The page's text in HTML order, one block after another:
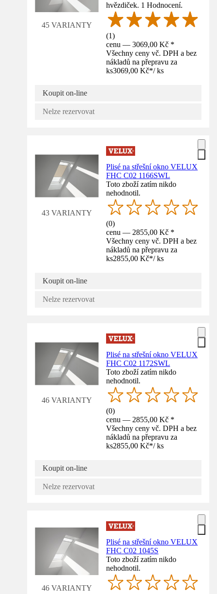
45 VARIANTY
hvězdiček. 1 Hodnocení.
(1)
cenu — 3069,00 Kč *
Všechny ceny vč. DPH a bez
nákladů na přepravu za
ks3069,00 Kč*/ ks
Koupit on-line
Nelze rezervovat
43 VARIANTY
Plisé na střešní okno VELUX
FHC C02 1166SWL
Toto zboží zatím nikdo
nehodnotil.
(0)
cenu — 2855,00 Kč *
Všechny ceny vč. DPH a bez
nákladů na přepravu za
ks2855,00 Kč*/ ks
Koupit on-line
Nelze rezervovat
46 VARIANTY
Plisé na střešní okno VELUX
FHC C02 1172SWL
Toto zboží zatím nikdo
nehodnotil.
(0)
cenu — 2855,00 Kč *
Všechny ceny vč. DPH a bez
nákladů na přepravu za
ks2855,00 Kč*/ ks
Koupit on-line
Nelze rezervovat
46 VARIANTY
Plisé na střešní okno VELUX
FHC C02 1045S
Toto zboží zatím nikdo
nehodnotil.